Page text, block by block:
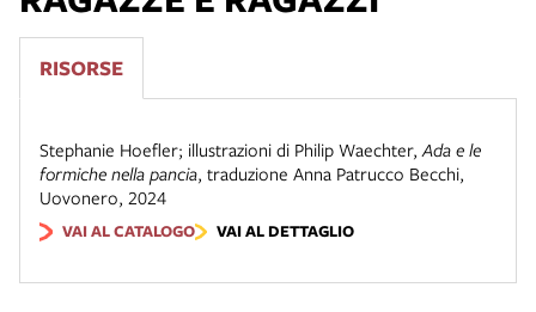
RISORSE
Stephanie Hoefler; illustrazioni di Philip Waechter, Ada e le
formiche nella pancia, traduzione Anna Patrucco Becchi,
Uovonero, 2024
VAI AL CATALOGO VAI AL DETTAGLIO